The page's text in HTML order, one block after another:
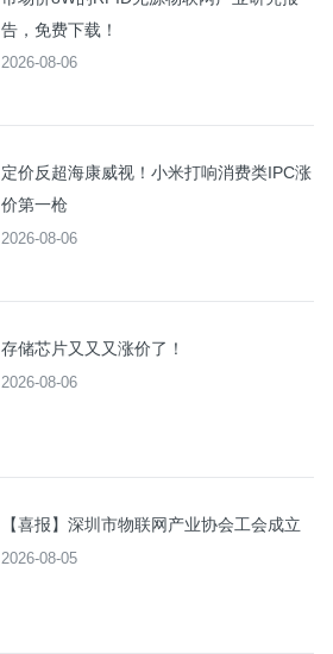
告，免费下载！
2026-08-06
定价反超海康威视！小米打响消费类IPC涨
价第一枪
2026-08-06
存储芯片又又又涨价了！
2026-08-06
【喜报】深圳市物联网产业协会工会成立
2026-08-05